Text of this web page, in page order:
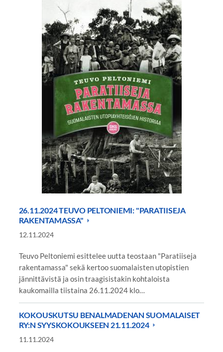
26.11.2024 TEUVO PELTONIEMI: "PARATIISEJA
RAKENTAMASSA"
12.11.2024
Teuvo Peltoniemi esittelee uutta teostaan "Paratiiseja
rakentamassa" sekä kertoo suomalaisten utopistien
jännittävistä ja osin traagisistakin kohtaloista
kaukomailla tiistaina 26.11.2024 klo…
KOKOUSKUTSU BENALMADENAN SUOMALAISET
RY:N SYYSKOKOUKSEEN 21.11.2024
11.11.2024